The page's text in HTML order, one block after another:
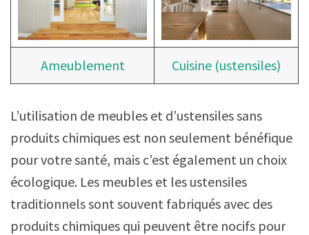
Ameublement Cuisine (ustensiles)
L’utilisation de meubles et d’ustensiles sans
produits chimiques est non seulement bénéfique
pour votre santé, mais c’est également un choix
écologique. Les meubles et les ustensiles
traditionnels sont souvent fabriqués avec des
produits chimiques qui peuvent être nocifs pour